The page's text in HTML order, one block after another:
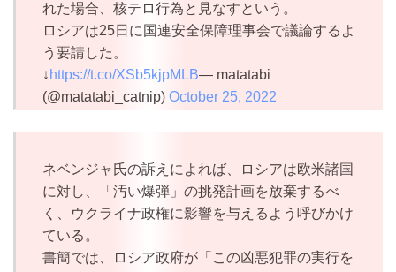
れた場合、核テロ行為と見なすという。
ロシアは25日に国連安全保障理事会で議論するよ
う要請した。
↓ https://t.co/XSb5kjpMLB— matatabi
(@matatabi_catnip) October 25, 2022
ネベンジャ氏の訴えによれば、ロシアは欧米諸国
に対し、「汚い爆弾」の挑発計画を放棄するべ
く、ウクライナ政権に影響を与えるよう呼びかけ
ている。
書簡では、ロシア政府が「この凶悪犯罪の実行を